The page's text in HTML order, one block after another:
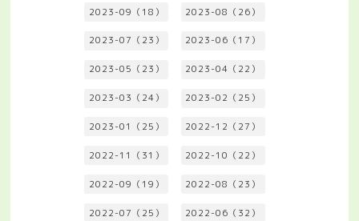
2023-09（18） 2023-08（26）
2023-07（23） 2023-06（17）
2023-05（23） 2023-04（22）
2023-03（24） 2023-02（25）
2023-01（25） 2022-12（27）
2022-11（31） 2022-10（22）
2022-09（19） 2022-08（23）
2022-07（25） 2022-06（32）